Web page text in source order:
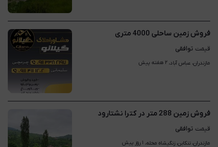
فروش زمین ساحلی 4000 متری
قیمت توافقی
مازندران، عباس آباد، ۲ هفته پیش
فروش زمین 288 متر در کترا نشتارود
قیمت توافقی
مازندران، تنکابن، زنگیشاه محله، ۱ روز پیش